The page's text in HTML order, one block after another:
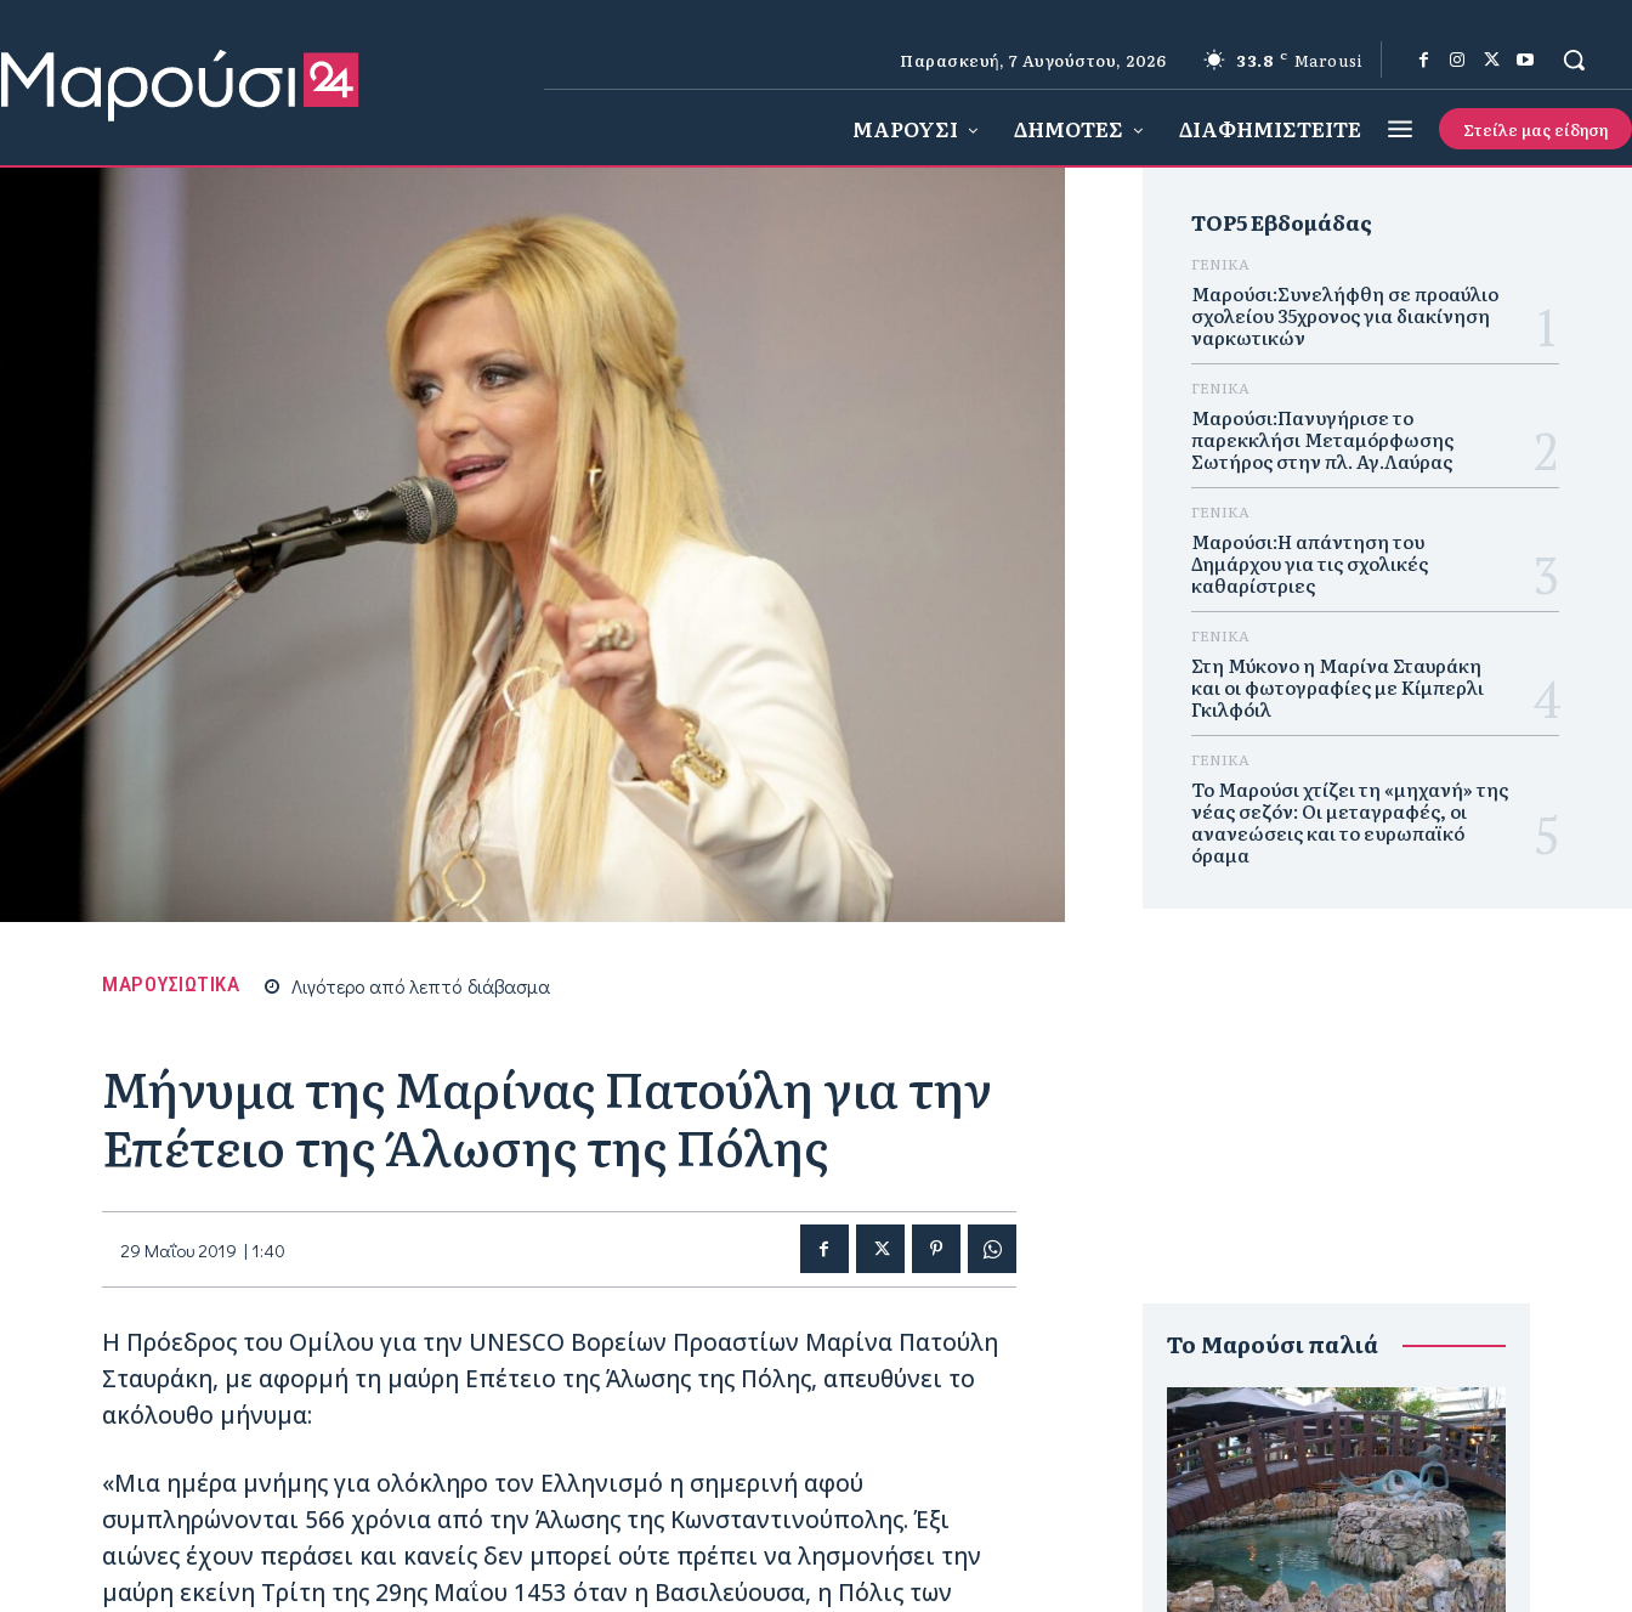
Παρασκευή, 7 Αυγούστου, 2026 33.8 C Marousi
ΜΑΡΟΥΣΙ ΔΗΜΟΤΕΣ ΔΙΑΦΗΜΙΣΤΕΙΤΕ Στείλε μας είδηση
ΜΑΡΟΥΣΙΩΤΙΚΑ Λιγότερο απόλεπτό διάβασμα
Μήνυμα της Μαρίνας Πατούλη για την
Επέτειο της Άλωσης της Πόλης
29 Μαΐου 2019 | 1:40
Η Πρόεδρος του Ομίλου για την UNESCO Βορείων Προαστίων Μαρίνα Πατούλη
Σταυράκη, με αφορμή τη μαύρη Επέτειο της Άλωσης της Πόλης, απευθύνει το
ακόλουθο μήνυμα:
«Μια ημέρα μνήμης για ολόκληρο τον Ελληνισμό η σημερινή αφού
συμπληρώνονται 566 χρόνια από την Άλωσης της Κωνσταντινούπολης. Έξι
αιώνες έχουν περάσει και κανείς δεν μπορεί ούτε πρέπει να λησμονήσει την
μαύρη εκείνη Τρίτη της 29ης Μαΐου 1453 όταν η Βασιλεύουσα, η Πόλις των
TOP5 Εβδομάδας
ΓΕΝΙΚΑ
Μαρούσι:Συνελήφθη σε προαύλιο
σχολείου 35χρονος για διακίνηση
ναρκωτικών
ΓΕΝΙΚΑ
Μαρούσι:Πανυγήρισε το
παρεκκλήσι Μεταμόρφωσης
Σωτήρος στην πλ. Αγ.Λαύρας
ΓΕΝΙΚΑ
Μαρούσι:Η απάντηση του
Δημάρχου για τις σχολικές
καθαρίστριες
ΓΕΝΙΚΑ
Στη Μύκονο η Μαρίνα Σταυράκη
και οι φωτογραφίες με Κίμπερλι
Γκιλφόιλ
ΓΕΝΙΚΑ
Το Μαρούσι χτίζει τη «μηχανή» της
νέας σεζόν: Οι μεταγραφές, οι
ανανεώσεις και το ευρωπαϊκό
όραμα
To Μαρούσι παλιά